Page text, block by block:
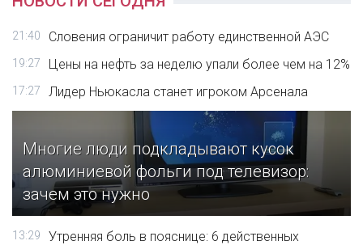
21:40 Словения ограничит работу единственной АЭС
19:27 Цены на нефть за неделю упали более чем на 12%
17:27 Лидер Ньюкасла станет игроком Арсенала
Многие люди подкладывают кусок
алюминиевой фольги под телевизор:
зачем это нужно
13:29
Утренняя боль в пояснице: 6 действенных